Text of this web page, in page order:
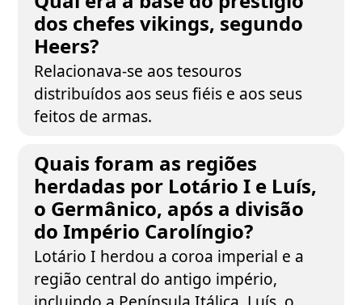
dos chefes vikings, segundo
Heers?
Relacionava-se aos tesouros
distribuídos aos seus fiéis e aos seus
feitos de armas.
Quais foram as regiões
herdadas por Lotário I e Luís,
o Germânico, após a divisão
do Império Carolíngio?
Lotário I herdou a coroa imperial e a
região central do antigo império,